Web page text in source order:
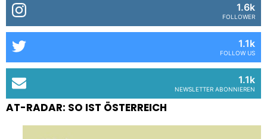
1.6k
FOLLOWER
1.1k
FOLLOW US
1.1k
NEWSLETTER ABONNIEREN
AT-RADAR: SO IST ÖSTERREICH